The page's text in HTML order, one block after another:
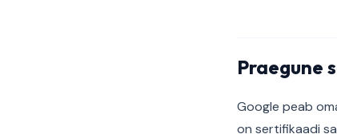
Praegune
Google peab
on sertifikaadi